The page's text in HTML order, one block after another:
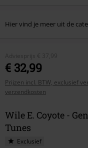
Hier vind je meer uit de
Adviesprijs € 37,99
€ 32,99
Prijzen incl. BTW, exclusief
verzendkosten
Wile E. Coyote -
Tunes
Exclusief